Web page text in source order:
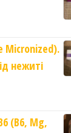
Micronized).
нежиті
(B6, Mg,